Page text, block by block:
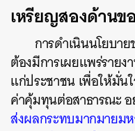
เหรียญสองด้านข
การดำเนินนโยบา
ต้องมีการเผยแพร่ราย
แก่ประชาชน เพื่อให้มั่น
ค่าคุ้มทุนต่อสาธารณะ
ส่งผลกระทบมากมายม